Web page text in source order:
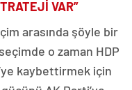
VAR”
arasında şöyle bir
o zaman HDP
kaybettirmek için